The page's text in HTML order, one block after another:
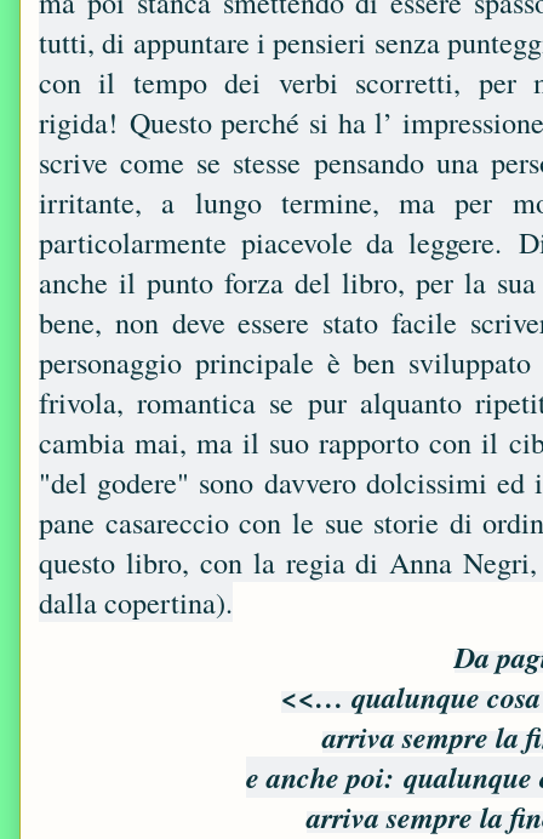
tutti, di appuntare i pensieri senza
con il tempo dei verbi scorretti, per
rigida! Questo perché si ha l’
scrive come se stesse pensando una
irritante, a lungo termine, ma per
particolarmente piacevole da leggere.
anche il punto forza del libro, per la
bene, non deve essere stato facile
personaggio principale è ben
frivola, romantica se pur alquanto
cambia mai, ma il suo rapporto con il
"del godere" sono davvero dolcissimi ed
pane casareccio con le sue storie di
questo libro, con la regia di Anna
dalla copertina).
Da
<<… qualunque
arriva sempre la
e anche poi: qualunque
arriva sempre la